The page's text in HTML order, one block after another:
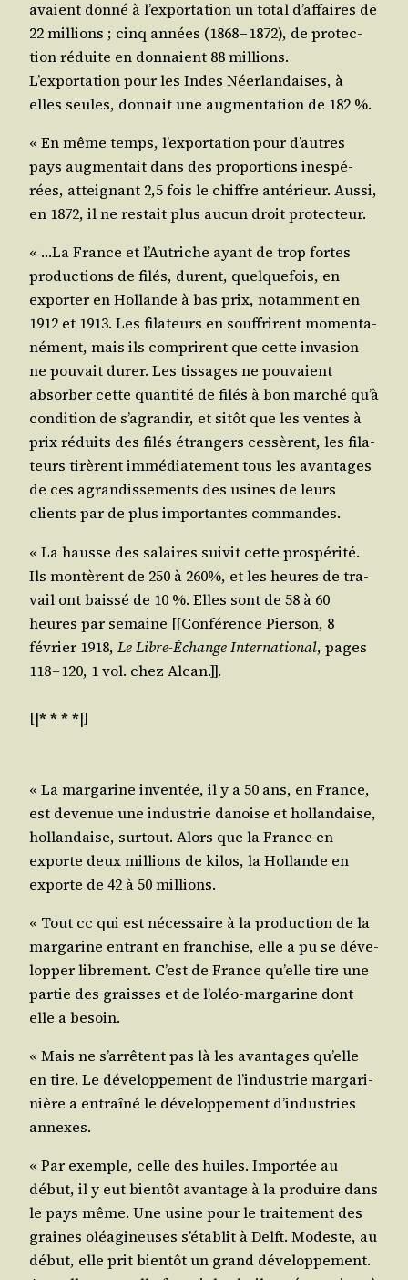
avaient don­né à l’exportation un total d’affaires de
22 mil­lions ; cinq années (1868 – 1872), de pro­tec­
tion réduite en don­naient 88 mil­lions.
L’exportation pour les Indes Néer­lan­daises, à
elles seules, don­nait une aug­men­ta­tion de 182 %.
« En même temps, l’exportation pour d’autres
pays aug­men­tait dans des pro­por­tions ines­pé­
rées, attei­gnant 2,5 fois le chiffre anté­rieur. Aus­si,
en 1872, il ne res­tait plus aucun droit protecteur.
« …La France et l’Autriche ayant de trop fortes
pro­duc­tions de filés, durent, quel­que­fois, en
expor­ter en Hol­lande à bas prix, notam­ment en
1912 et 1913. Les fila­teurs en souf­frirent momen­ta­
né­ment, mais ils com­prirent que cette inva­sion
ne pou­vait durer. Les tis­sages ne pou­vaient
absor­ber cette quan­ti­té de filés à bon mar­ché qu’à
condi­tion de s’agrandir, et sitôt que les ventes à
prix réduits des filés étran­gers ces­sèrent, les fila­
teurs tirèrent immé­dia­te­ment tous les avan­tages
de ces agran­dis­se­ments des usines de leurs
clients par de plus impor­tantes commandes.
« La hausse des salaires sui­vit cette pros­pé­ri­té.
Ils mon­tèrent de 250 à 260%, et les heures de tra­
vail ont bais­sé de 10 %. Elles sont de 58 à 60
heures par semaine [[Confé­rence Pier­son, 8
février 1918, Le Libre-Échange Inter­na­tio­nal, pages
118 – 120, 1 vol. chez Alcan.]].
[|* * * *|]
« La mar­ga­rine inven­tée, il y a 50 ans, en France,
est deve­nue une indus­trie danoise et hol­lan­daise,
hol­lan­daise, sur­tout. Alors que la France en
exporte deux mil­lions de kilos, la Hol­lande en
exporte de 42 à 50 millions.
« Tout cc qui est néces­saire à la pro­duc­tion de la
mar­ga­rine entrant en fran­chise, elle a pu se déve­
lop­per libre­ment. C’est de France qu’elle tire une
par­tie des graisses et de l’oléo-margarine dont
elle a besoin.
« Mais ne s’arrêtent pas là les avan­tages qu’elle
en tire. Le déve­lop­pe­ment de l’industrie mar­ga­ri­
nière a entraî­né le déve­lop­pe­ment d’industries
annexes.
« Par exemple, celle des huiles. Impor­tée au
début, il y eut bien­tôt avan­tage à la pro­duire dans
le pays même. Une usine pour le trai­te­ment des
graines oléa­gi­neuses s’établit à Delft. Modeste, au
début, elle prit bien­tôt un grand déve­lop­pe­ment.